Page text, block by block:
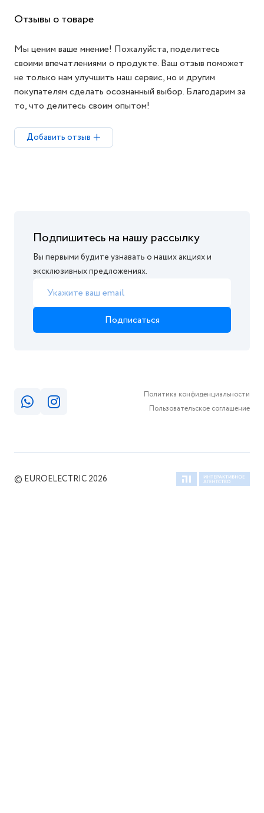
Отзывы о товаре
Мы ценим ваше мнение! Пожалуйста, поделитесь
своими впечатлениями о продукте. Ваш отзыв поможет
не только нам улучшить наш сервис, но и другим
покупателям сделать осознанный выбор. Благодарим за
то, что делитесь своим опытом!
Добавить отзыв
Подпишитесь на нашу рассылку
Вы первыми будите узнавать о наших акциях и
эксклюзивных предложениях.
Подписаться
Политика конфиденциальности
Пользовательское соглашение
© EUROELECTRIC 2026